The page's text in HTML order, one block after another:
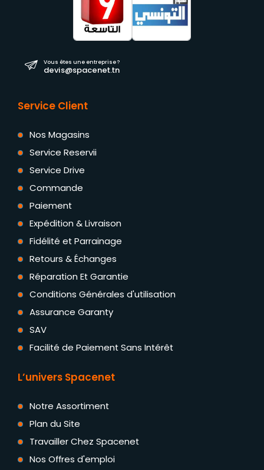
Vous êtes une entreprise ?
devis@spacenet.tn
Service Client
Nos Magasins
Service Reservii
Service Drive
Commande
Paiement
Expédition & Livraison
Fidélité et Parrainage
Retours & Échanges
Réparation Et Garantie
Conditions Générales d'utilisation
Assurance Garanty
SAV
Facilité de Paiement Sans Intérêt
L’univers Spacenet
Notre Assortiment
Plan du Site
Travailler Chez Spacenet
Nos Offres d'emploi